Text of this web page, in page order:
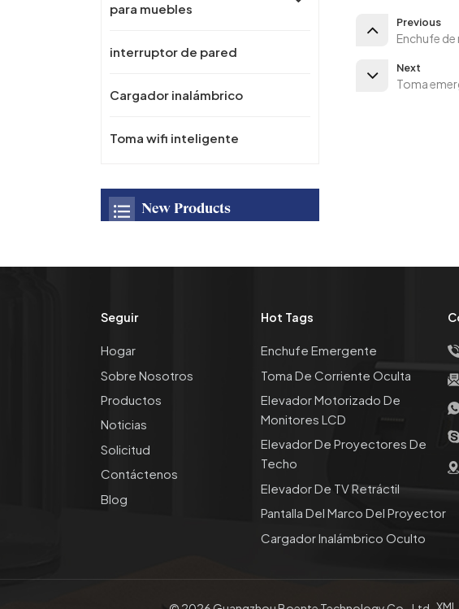
Previous
Enchufe
Next
Toma
para muebles
interruptor de pared
Cargador inalámbrico
Toma wifi inteligente
New Products
con puerto USB, toma
inalámbrico rápido
para oficina
de Zinc para escritorio
Universal OEM/ODM,
mesa de conferencias
emergente Manual
multifuncional con
HDMl
corriente oculta para
empotrado,
emergente, puerto USB,
CA 16A, 220V, voltaje,
oculta los zócalos de
Seguir
Hogar
Sobre Nosotros
Productos
Noticias
Solicitud
Contáctenos
Blog
Hot Tags
Enchufe Emergente
Toma De Corriente Oculta
Elevador Motorizado De
Monitores LCD
Elevador De Proyectores De
Techo
Elevador De TV Retráctil
Pantalla Del Marco Del Proyector
Cargador Inalámbrico Oculto